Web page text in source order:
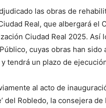
las obras de
Real, que albergará el
Ciudad Real 2025. Así
cuyas obras han sido
tendrá un plazo de
al acto de
del Robledo, la consejera